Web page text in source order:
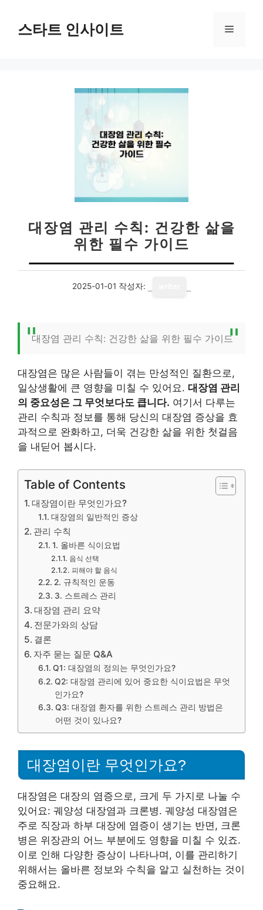
스타트 인사이트 메
대장염 관리 수칙: 건강한 삶을
위한 필수 가이드
2025-01-01 작성자:
대장염 관리 수칙: 건강한 삶을 위한 필수 가이드
대장염은 많은 사람들이 겪는 만성적인 질환으로,
일상생활에 큰 영향을 미칠 수 있어요. 대장염 관리
의 중요성은 그 무엇보다도 큽니다. 여기서 다루는
관리 수칙과 정보를 통해 당신의 대장염 증상을 효
과적으로 완화하고, 더욱 건강한 삶을 위한 첫걸음
을 내딛어 봅시다.
Table of Contents
대장염이란 무엇인가요?
대장염의 일반적인 증상
관리 수칙
1. 올바른 식이요법
음식 선택
피해야 할 음식
2. 규칙적인 운동
3. 스트레스 관리
대장염 관리 요약
전문가와의 상담
결론
자주 묻는 질문 Q&A
Q1: 대장염의 정의는 무엇인가요?
Q2: 대장염 관리에 있어 중요한 식이요법은 무엇
인가요?
Q3: 대장염 환자를 위한 스트레스 관리 방법은
어떤 것이 있나요?
대장염이란 무엇인가요?
대장염은 대장의 염증으로, 크게 두 가지로 나눌 수
있어요: 궤양성 대장염과 크론병. 궤양성 대장염은
주로 직장과 하부 대장에 염증이 생기는 반면, 크론
병은 위장관의 어느 부분에도 영향을 미칠 수 있죠.
이로 인해 다양한 증상이 나타나며, 이를 관리하기
위해서는 올바른 정보와 수칙을 알고 실천하는 것이
중요해요.